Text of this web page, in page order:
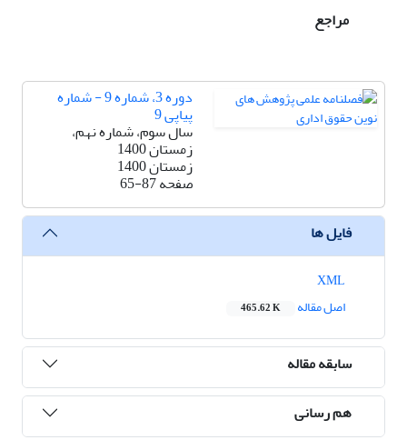
مراجع
دوره 3، شماره 9 - شماره
پیاپی 9
سال سوم، شماره نهم،
زمستان 1400
زمستان 1400
صفحه65-87
فایل ها
اصل مقاله
465.62 K
سابقه مقاله
هم رسانی